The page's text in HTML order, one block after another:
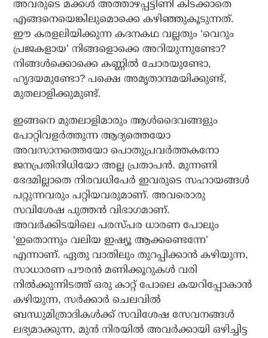
അവരുടെ മക്കള്‍ അത്താഴപ്പട്ടിണി കിടക്കാതെ
എങ്ങനെയെങ്കിലുമൊക്കെ കഴിഞ്ഞുകൂടുന്നത്.
ഈ കരളലിയിക്കുന്ന കദനകഥ വല്ലതും ‘വെറും
പ്രജകളായ’ നിങ്ങളൊക്കെ അറിയുന്നുണ്ടോ?
നിങ്ങള്‍ക്കൊക്കെ കണ്ണില്‍ ചോരയുണ്ടോ,
ഹൃദയമുണ്ടോ? പക്ഷെ അമൃതാന്ദമയിക്കുണ്ട്,
മുതലാളിക്കുമുണ്ട്.
ഇങ്ങനെ മുതലാളിമാരും ആള്‍ദൈവങ്ങളും
പോറ്റിവളര്‍ത്തുന്ന ആദ്യത്തെയോ
അവസാനത്തെയോ പൊതുപ്രവര്‍ത്തകനോ
ജനപ്രതിനിധിയോ അല്ല പ്രതാപന്‍. മുന്നണി
ഭേദമില്ലാതെ നിരവധിപേര്‍ ഇവരുടെ സഹായങ്ങള്‍
പറ്റുന്നവരും പറ്റിയവരുമാണ്. അവരൊരു
സവിശേഷ പുത്തന്‍ വിഭാഗമാണ്.
അവര്‍ക്കിടയിലെ പരസ്പര ധാരണ പോലും
‘ഇതൊന്നും വലിയ ഇഷ്യൂ ആക്കണ്ടെന്നേ’
എന്നാണ്. ഏതു വാതിലും തുറപ്പിക്കാന്‍ കഴിയുന്ന,
സാധാരണ പൗരന്‍ മണിക്കൂറുകള്‍ വരി
നില്‍ക്കുന്നിടത്ത് ഒരു കാറ്റ് പോലെ കയറിപ്പോകാന്‍
കഴിയുന്ന, സര്‍ക്കാര്‍ ചെലവില്‍
ബന്ധുമിത്രാദികള്‍ക്ക് സവിശേഷ സേവനങ്ങള്‍
ലഭ്യമാക്കുന്ന, മുന്‍ നിരയില്‍ അവര്‍ക്കായി ഒഴിച്ചിട്ട